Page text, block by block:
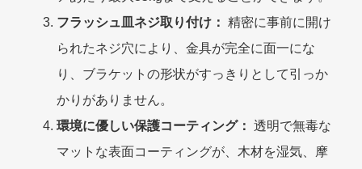
フラッシュ皿ネジ取り付け： 精密に事前に開け
られたネジ穴により、金具が完全に面一にな
り、ブラケットの形状がすっきりとして引っか
かりがありません。
環境に優しい保護コーティング： 透明で無毒な
マットな表面コーティングが、木材を湿気、摩